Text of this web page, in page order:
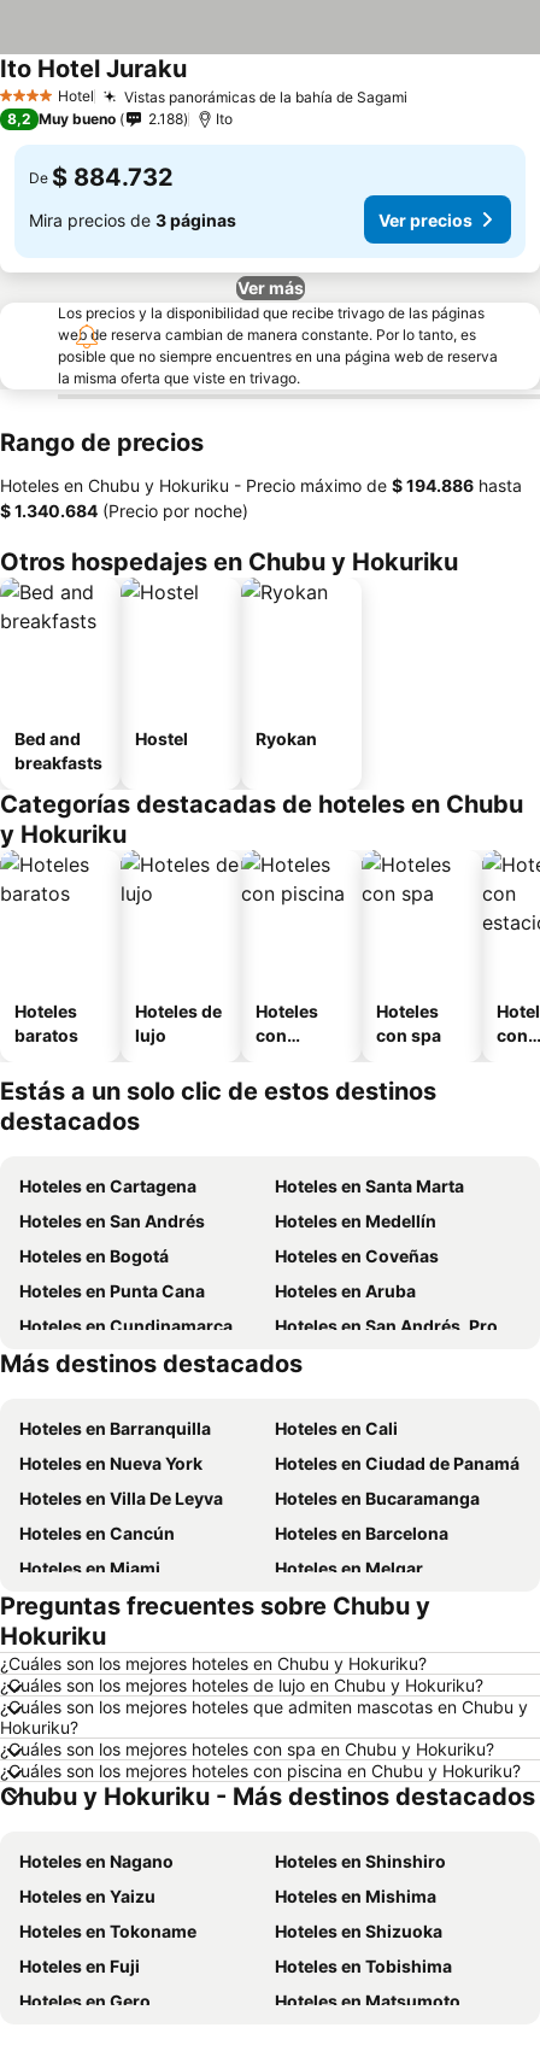
4 EstrellasHotel Vistas panorámicas de la bahía de Sagami
Ito Hotel JurakuVer precios
8,2 Muy bueno 2.188 Ito
De $ 884.732
Mira precios de 3 páginas Ver precios
Ver más
Los precios y la disponibilidad que recibe trivago de las páginas
web de reserva cambian de manera constante. Por lo tanto, es
posible que no siempre encuentres en una página web de reserva
la misma oferta que viste en trivago.
Rango de precios
Hoteles en Chubu y Hokuriku - Precio máximo de ‎$ 194.886 hasta
‎$ 1.340.684 (Precio por noche)
Otros hospedajes en Chubu y Hokuriku
Bed and
breakfasts
Hostel Ryokan
Categorías destacadas de hoteles en Chubu
y Hokuriku
Hoteles
baratos
Hoteles de
lujo
Hoteles
con
Hoteles
con spa
con
Estás a un solo clic de estos destinos
destacados
Hoteles en Cartagena
Hoteles en Santa Marta
Hoteles en San Andrés
Hoteles en Medellín
Hoteles en Bogotá
Hoteles en Coveñas
Hoteles en Punta Cana
Hoteles en Aruba
Hoteles en Cundinamarca
Hoteles en San Andrés, Providencia and Santa Catalina
Hoteles en Santiago de Chile
Hoteles en Madrid
Más destinos destacados
Hoteles en Barranquilla
Hoteles en Cali
Hoteles en Nueva York
Hoteles en Ciudad de Panamá
Hoteles en Villa De Leyva
Hoteles en Bucaramanga
Hoteles en Cancún
Hoteles en Barcelona
Hoteles en Miami
Hoteles en Melgar
Hoteles en París
Hoteles en Ciudad de México
Hoteles en Villavicencio
Hoteles en Orlando
Hoteles en Villeta
Hoteles en Girardot
Hoteles en Pereira
Hoteles en Curazao
Hoteles en Panamá
Hoteles en República Dominicana
Hoteles en Jamaica
Hoteles en Colombia
Hoteles en Eje Cafetero
Preguntas frecuentes sobre Chubu y
Hokuriku
¿Cuáles son los mejores hoteles en Chubu y Hokuriku?
¿Cuáles son los mejores hoteles de lujo en Chubu y Hokuriku?
¿Cuáles son los mejores hoteles que admiten mascotas en Chubu y
Hokuriku?
¿Cuáles son los mejores hoteles con spa en Chubu y Hokuriku?
¿Cuáles son los mejores hoteles con piscina en Chubu y Hokuriku?
Chubu y Hokuriku - Más destinos destacados
Hoteles en Nagano
Hoteles en Shinshiro
Hoteles en Yaizu
Hoteles en Mishima
Hoteles en Tokoname
Hoteles en Shizuoka
Hoteles en Fuji
Hoteles en Tobishima
Hoteles en Gero
Hoteles en Matsumoto